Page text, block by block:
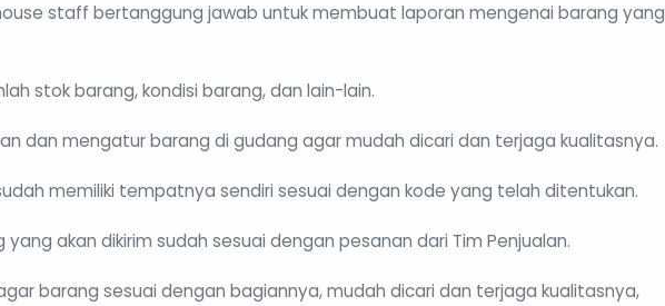
staff bertanggung jawab untuk membuat laporan mengenai barang yang
stok barang, kondisi barang, dan lain-lain.
dan mengatur barang di gudang agar mudah dicari dan terjaga kualitasnya.
memiliki tempatnya sendiri sesuai dengan kode yang telah ditentukan.
akan dikirim sudah sesuai dengan pesanan dari Tim Penjualan.
barang sesuai dengan bagiannya, mudah dicari dan terjaga kualitasnya,